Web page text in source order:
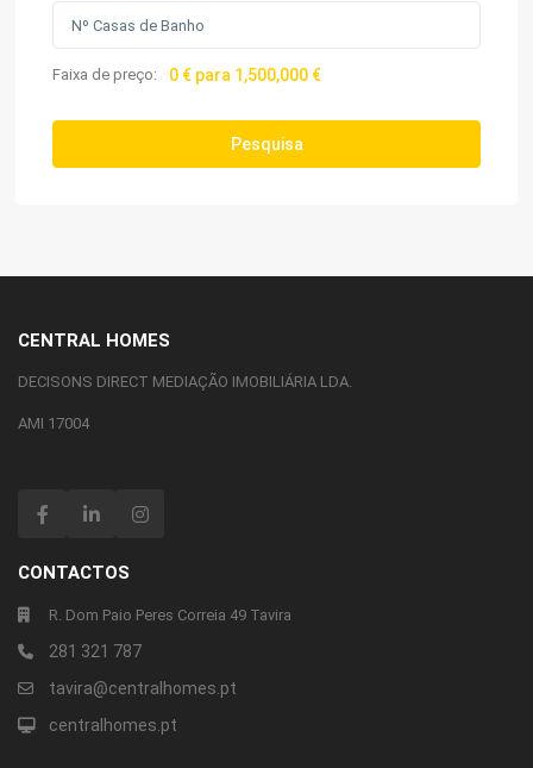
Faixa de preço: 0 € para 1,500,000 €
Pesquisa
CENTRAL HOMES
DECISONS DIRECT MEDIAÇÃO IMOBILIÁRIA LDA.
AMI 17004
CONTACTOS
R. Dom Paio Peres Correia 49 Tavira
281 321 787
tavira@centralhomes.pt
centralhomes.pt